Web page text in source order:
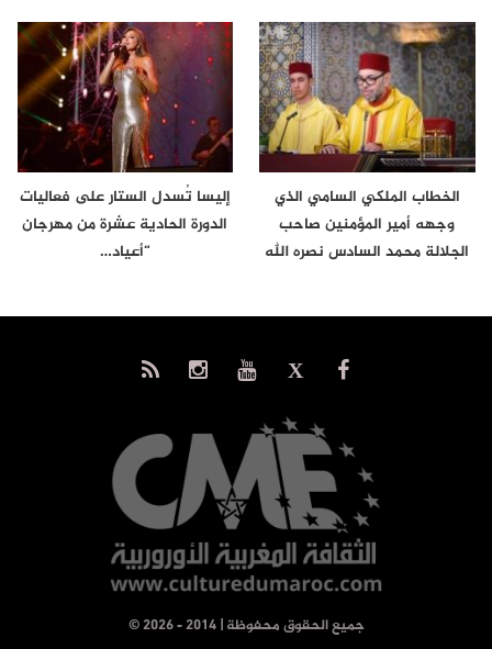
الخطاب الملكي السامي الذي
وجهه أمير المؤمنين صاحب
الجلالة محمد السادس نصره الله
إليسا تُسدل الستار على فعاليات
الدورة الحادية عشرة من مهرجان
“أعياد…
© جميع الحقوق محفوظة | 2014 - 2026